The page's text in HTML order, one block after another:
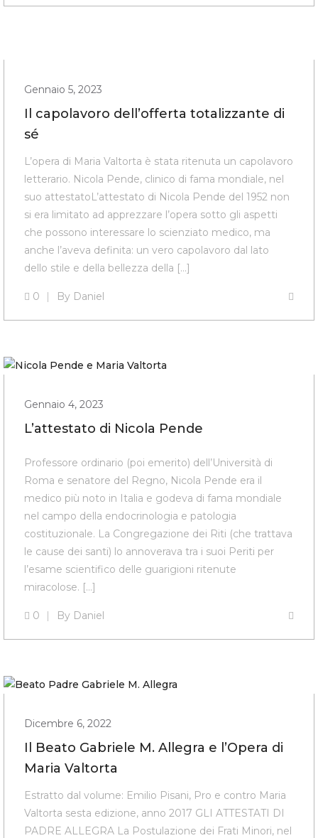
Gennaio 5, 2023
Il capolavoro dell’offerta totalizzante di
sé
L’opera di Maria Valtorta è stata ritenuta un capolavoro
letterario. Nicola Pende, clinico di fama mondiale, nel
suo attestatoL’attestato di Nicola Pende del 1952 non
si era limitato ad apprezzare l’opera sotto gli aspetti
che possono interessare lo scienziato medico, ma
anche l’aveva definita: un vero capolavoro dal lato
dello stile e della bellezza della […]
0 By Daniel
Gennaio 4, 2023
L’attestato di Nicola Pende
Professore ordinario (poi emerito) dell’Università di
Roma e senatore del Regno, Nicola Pende era il
medico più noto in Italia e godeva di fama mondiale
nel campo della endocrinologia e patologia
costituzionale. La Congregazione dei Riti (che trattava
le cause dei santi) lo annoverava tra i suoi Periti per
l’esame scientifico delle guarigioni ritenute
miracolose. […]
0 By Daniel
Dicembre 6, 2022
Il Beato Gabriele M. Allegra e l’Opera di
Maria Valtorta
Estratto dal volume: Emilio Pisani, Pro e contro Maria
Valtorta sesta edizione, anno 2017 GLI ATTESTATI DI
PADRE ALLEGRA La Postulazione dei Frati Minori, nel